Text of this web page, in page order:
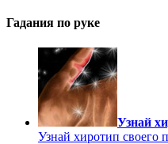
Гадания по руке
Узнай
Узнай хиротип своего